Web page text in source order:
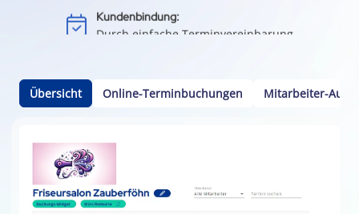
Durch einfache Terminvereinbarung
Übersicht Online-Terminbuchungen Mitarbeiter-